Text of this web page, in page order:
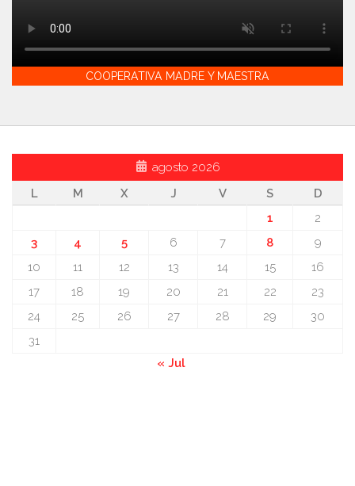
COOPERATIVA MADRE Y MAESTRA
agosto 2026
L
M X J V S
D
1
2
3
4 5 6 7 8
9
10
11 12 13 14 15
16
17
18 19 20 21 22
23
24
25 26 27 28 29
30
31
« Jul